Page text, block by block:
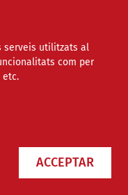
serveis utilitzats al
com per
etc.
ACCEPTAR
Bestiari
de